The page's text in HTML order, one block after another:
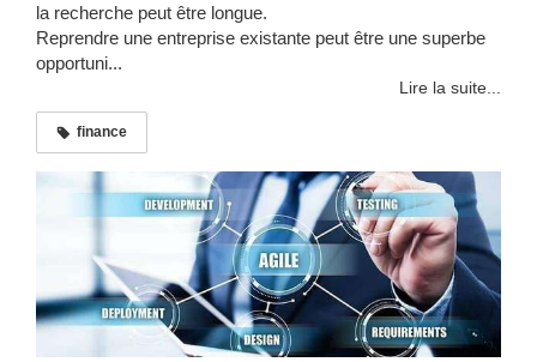
la recherche peut être longue.
Reprendre une entreprise existante peut être une superbe
opportuni...
Lire la suite...
finance